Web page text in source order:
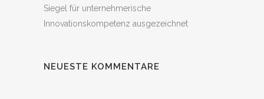
Siegel für unternehmerische
Innovationskompetenz ausgezeichnet
NEUESTE KOMMENTARE